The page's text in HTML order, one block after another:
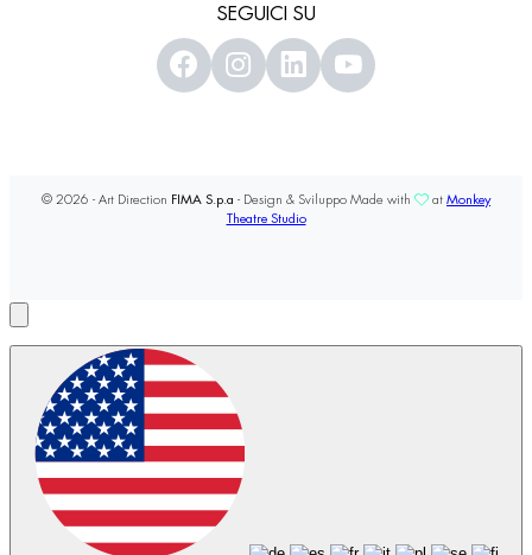
SEGUICI SU
© 2026 - Art Direction FIMA S.p.a - Design & Sviluppo Made with at Monkey
Theatre Studio